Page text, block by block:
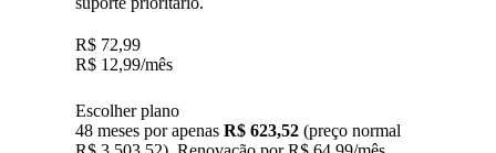
R$ 72,99
R$ 12,99/mês
Escolher plano
48 meses por apenas R$ 623,52 (preço normal